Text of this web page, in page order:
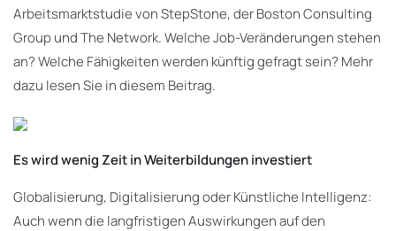
Arbeitsmarktstudie von StepStone, der Boston Consulting
Group und The Network. Welche Job-Veränderungen stehen
an? Welche Fähigkeiten werden künftig gefragt sein? Mehr
dazu lesen Sie in diesem Beitrag.
Es wird wenig Zeit in Weiterbildungen investiert
Globalisierung, Digitalisierung oder Künstliche Intelligenz:
Auch wenn die langfristigen Auswirkungen auf den